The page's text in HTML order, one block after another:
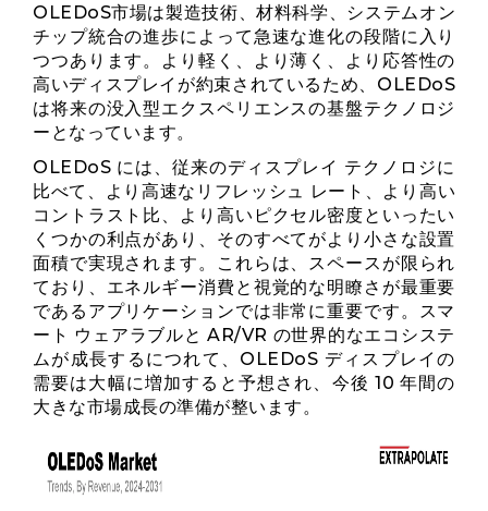
OLEDoS市場は製造技術、材料科学、システムオン
チップ統合の進歩によって急速な進化の段階に入り
つつあります。より軽く、より薄く、より応答性の
高いディスプレイが約束されているため、OLEDoS
は将来の没入型エクスペリエンスの基盤テクノロジ
ーとなっています。
OLEDoS には、従来のディスプレイ テクノロジに
比べて、より高速なリフレッシュ レート、より高い
コントラスト比、より高いピクセル密度といったい
くつかの利点があり、そのすべてがより小さな設置
面積で実現されます。これらは、スペースが限られ
ており、エネルギー消費と視覚的な明瞭さが最重要
であるアプリケーションでは非常に重要です。スマ
ート ウェアラブルと AR/VR の世界的なエコシステ
ムが成長するにつれて、OLEDoS ディスプレイの
需要は大幅に増加すると予想され、今後 10 年間の
大きな市場成長の準備が整います。